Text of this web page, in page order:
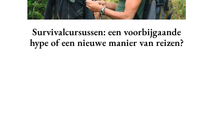
Survivalcursussen: een voorbijgaande
hype of een nieuwe manier van reizen?